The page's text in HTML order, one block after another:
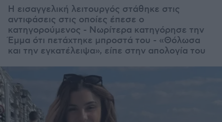
Η εισαγγελική λειτουργός στάθηκε στις
αντιφάσεις στις οποίες έπεσε ο
κατηγορούμενος - Νωρίτερα κατηγόρησε την
Έμμα ότι πετάχτηκε μπροστά του - «Θόλωσα
και την εγκατέλειψα», είπε στην απολογία του